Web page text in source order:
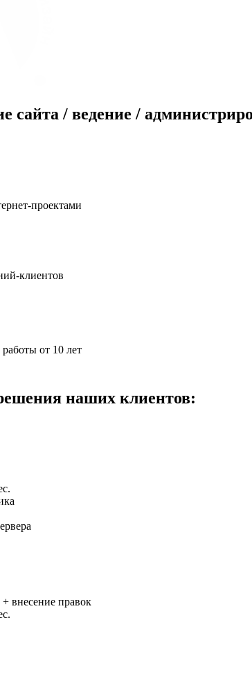
сайта / ведение /
проектами
клиентов
от 10 лет
наших клиентов:
внесение правок